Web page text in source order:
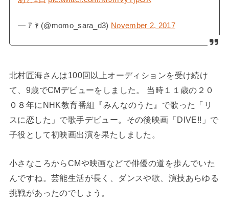
— ｱ ﾔ (@momo_sara_d3) November 2, 2017
北村匠海さんは100回以上オーディションを受け続け
て、9歳でCMデビューをしました。 当時１１歳の２０
０８年にNHK教育番組『みんなのうた』で歌った「リ
スに恋した」で歌手デビュー。その後映画「DIVE!!」で
子役として初映画出演を果たしました。
小さなころからCMや映画などで俳優の道を歩んでいた
んですね。芸能生活が長く、ダンスや歌、演技あらゆる
挑戦があったのでしょう。